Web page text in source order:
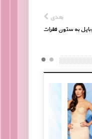
بعدی
به ستون فقرات